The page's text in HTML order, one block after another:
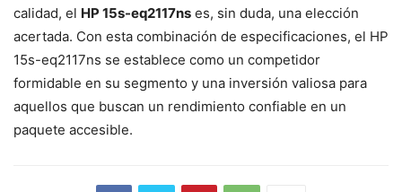
calidad, el HP 15s-eq2117ns es, sin duda, una elección
acertada. Con esta combinación de especificaciones, el HP
15s-eq2117ns se establece como un competidor
formidable en su segmento y una inversión valiosa para
aquellos que buscan un rendimiento confiable en un
paquete accesible.